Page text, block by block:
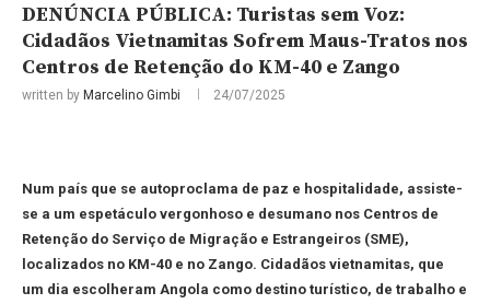
DENÚNCIA PÚBLICA: Turistas sem Voz:
Cidadãos Vietnamitas Sofrem Maus-Tratos nos
Centros de Retenção do KM-40 e Zango
written by Marcelino Gimbi 24/07/2025
Num país que se autoproclama de paz e hospitalidade, assiste-
se a um espetáculo vergonhoso e desumano nos Centros de
Retenção do Serviço de Migração e Estrangeiros (SME),
localizados no KM-40 e no Zango. Cidadãos vietnamitas, que
um dia escolheram Angola como destino turístico, de trabalho e